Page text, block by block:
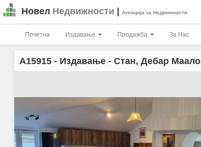
Новел Недвижности Агенција за Недвижности
Почетна Издавање Продажба За Нас
A15915- Издавање - Стан, Дебар Маало